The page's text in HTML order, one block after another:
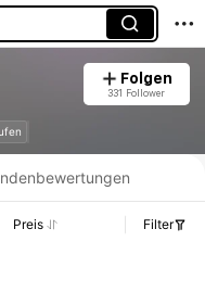
Folgen
331 Follower
Lagerbestandsdetails.
Preis Filter